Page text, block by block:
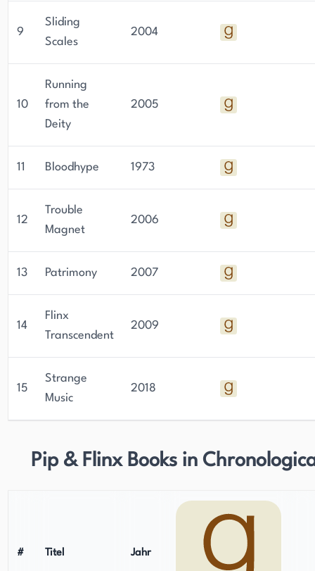
9
Sliding
Scales
2004
10
Running
from the
Deity
2005
11 Bloodhype 1973
12
Trouble
Magnet
2006
13 Patrimony 2007
14
Flinx
Transcendent
2009
15
Strange
Music
2018
Pip & Flinx Books in
# Titel Jahr